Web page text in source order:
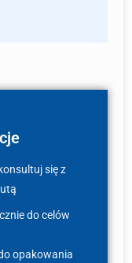
się z
do celów
opakowania